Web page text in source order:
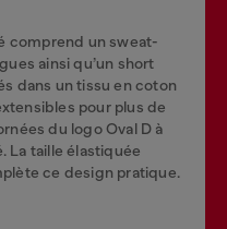
comprend un sweat-
ainsi qu’un short
dans un tissu en coton
pour plus de
du logo Oval D à
taille élastiquée
ce design pratique.